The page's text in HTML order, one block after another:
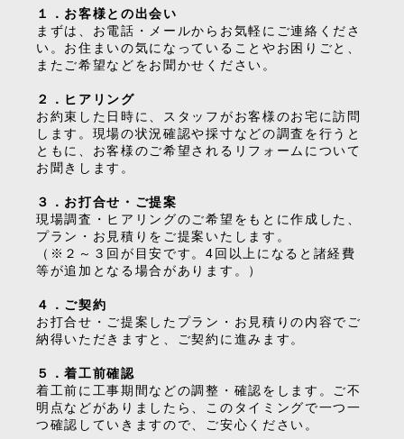
１．お客様との出会い
まずは、お電話・メールからお気軽にご連絡くださ
い。お住まいの気になっていることやお困りごと、
またご希望などをお聞かせください。
２．ヒアリング
お約束した日時に、スタッフがお客様のお宅に訪問
します。現場の状況確認や採寸などの調査を行うと
ともに、お客様のご希望されるリフォームについて
お聞きします。
３．お打合せ・ご提案
現場調査・ヒアリングのご希望をもとに作成した、
プラン・お見積りをご提案いたします。
（※２～３回が目安です。4回以上になると諸経費
等が追加となる場合があります。）
４．ご契約
お打合せ・ご提案したプラン・お見積りの内容でご
納得いただきますと、ご契約に進みます。
５．着工前確認
着工前に工事期間などの調整・確認をします。ご不
明点などがありましたら、このタイミングで一つ一
つ確認していきますので、ご安心ください。